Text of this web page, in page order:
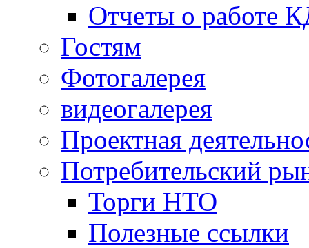
Отчеты о работе
Гостям
Фотогалерея
видеогалерея
Проектная
Потребительский
Торги НТО
Полезные ссылки